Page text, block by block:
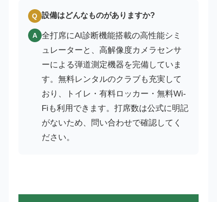
Q 設備はどんなものがありますか?
A 全打席にAI診断機能搭載の高性能シミ
ュレーターと、高解像度カメラセンサ
ーによる弾道測定機器を完備していま
す。無料レンタルのクラブも充実して
おり、トイレ・有料ロッカー・無料Wi-
Fiも利用できます。打席数は公式に明記
がないため、問い合わせで確認してく
ださい。